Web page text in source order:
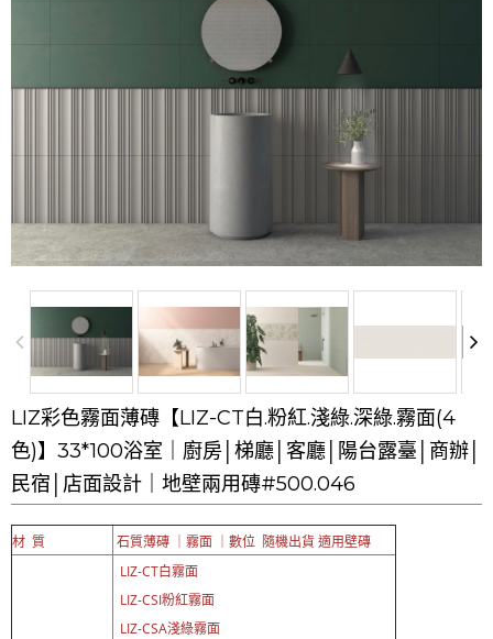
LINE官方帳號@a0975005573
LIZ彩色霧面薄磚【LIZ-CT白.粉紅.淺綠.深綠.霧面(4
色)】33*100浴室｜廚房│梯廳│客廳│陽台露臺│商辦│
民宿│店面設計｜地壁兩用磚#500.046
材 質 石質薄磚 ｜霧面 ｜數位 隨機出貨 適用壁磚
LIZ-CT白霧面
LIZ-CSI粉紅霧面
LIZ-CSA淺綠霧面